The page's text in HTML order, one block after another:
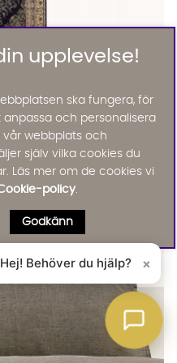
Marinblå Finns även i dessa
upplevelse!
ska fungera, för
och personalisera
webbplats och
själv vilka cookies du
Läs mer om de cookies vi
policy.
Godkänn
Hej! Behöver du hjälp? ×